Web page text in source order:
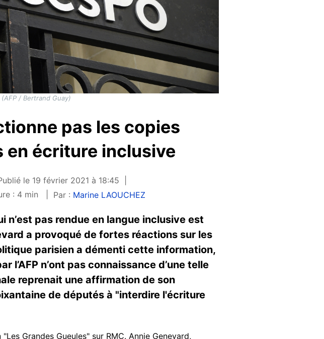
/ Bertrand Guay)
pas les copies
en écriture inclusive
le 19 février 2021 à 18:45
: 4 min Par : Marine LAOUCHEZ
n’est pas rendue en langue inclusive est
a provoqué de fortes réactions sur les
parisien a démenti cette information,
n’ont pas connaissance d’une telle
reprenait une affirmation de son
de députés à "interdire l'écriture
"Les Grandes Gueules" sur RMC. Annie Genevard,